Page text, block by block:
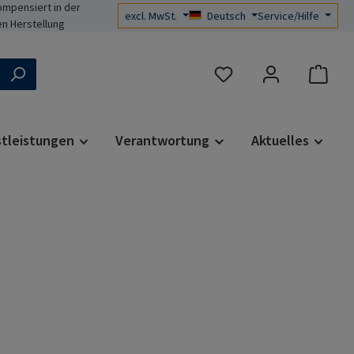
in der
Herstellung
excl. MwSt. Deutsch Service/Hilfe
Du hast 0 Produkte auf
Verantwortung Aktuelles